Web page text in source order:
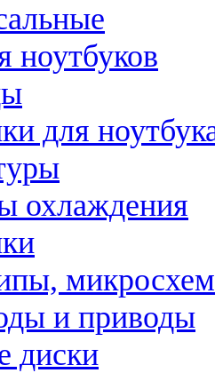
ноутбуков
для
охлаждения
и приводы
диски